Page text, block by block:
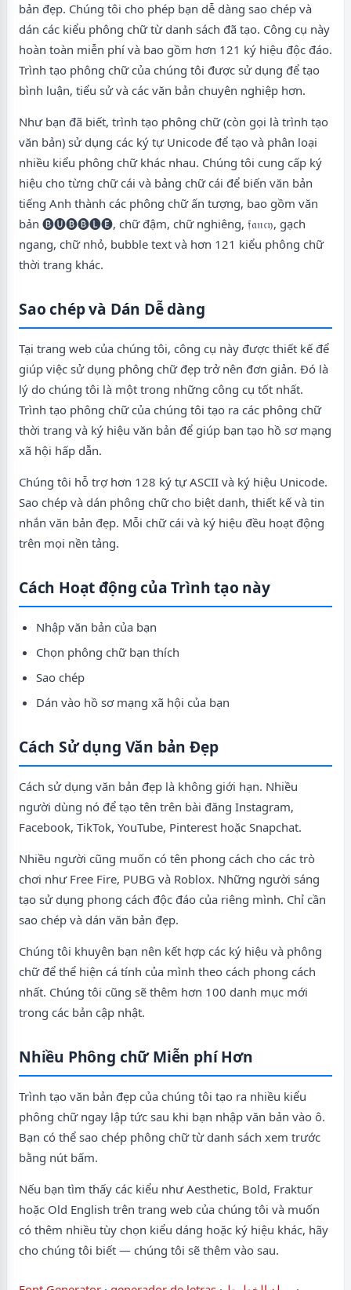
bản đẹp. Chúng tôi cho phép bạn dễ dàng sao chép và
dán các kiểu phông chữ từ danh sách đã tạo. Công cụ này
hoàn toàn miễn phí và bao gồm hơn 121 ký hiệu độc đáo.
Trình tạo phông chữ của chúng tôi được sử dụng để tạo
bình luận, tiểu sử và các văn bản chuyên nghiệp hơn.
Như bạn đã biết, trình tạo phông chữ (còn gọi là trình tạo
văn bản) sử dụng các ký tự Unicode để tạo và phân loại
nhiều kiểu phông chữ khác nhau. Chúng tôi cung cấp ký
hiệu cho từng chữ cái và bảng chữ cái để biến văn bản
tiếng Anh thành các phông chữ ấn tượng, bao gồm văn
bản 🅑🅤🅑🅑🅛🅔, chữ đậm, chữ nghiêng, 𝔣𝔞𝔫𝔠𝔶, gạch
ngang, chữ nhỏ, bubble text và hơn 121 kiểu phông chữ
thời trang khác.
Sao chép và Dán Dễ dàng
Tại trang web của chúng tôi, công cụ này được thiết kế để
giúp việc sử dụng phông chữ đẹp trở nên đơn giản. Đó là
lý do chúng tôi là một trong những công cụ tốt nhất.
Trình tạo phông chữ của chúng tôi tạo ra các phông chữ
thời trang và ký hiệu văn bản để giúp bạn tạo hồ sơ mạng
xã hội hấp dẫn.
Chúng tôi hỗ trợ hơn 128 ký tự ASCII và ký hiệu Unicode.
Sao chép và dán phông chữ cho biệt danh, thiết kế và tin
nhắn văn bản đẹp. Mỗi chữ cái và ký hiệu đều hoạt động
trên mọi nền tảng.
Cách Hoạt động của Trình tạo này
Nhập văn bản của bạn
Chọn phông chữ bạn thích
Sao chép
Dán vào hồ sơ mạng xã hội của bạn
Cách Sử dụng Văn bản Đẹp
Cách sử dụng văn bản đẹp là không giới hạn. Nhiều
người dùng nó để tạo tên trên bài đăng Instagram,
Facebook, TikTok, YouTube, Pinterest hoặc Snapchat.
Nhiều người cũng muốn có tên phong cách cho các trò
chơi như Free Fire, PUBG và Roblox. Những người sáng
tạo sử dụng phong cách độc đáo của riêng mình. Chỉ cần
sao chép và dán văn bản đẹp.
Chúng tôi khuyên bạn nên kết hợp các ký hiệu và phông
chữ để thể hiện cá tính của mình theo cách phong cách
nhất. Chúng tôi cũng sẽ thêm hơn 100 danh mục mới
trong các bản cập nhật.
Nhiều Phông chữ Miễn phí Hơn
Trình tạo văn bản đẹp của chúng tôi tạo ra nhiều kiểu
phông chữ ngay lập tức sau khi bạn nhập văn bản vào ô.
Bạn có thể sao chép phông chữ từ danh sách xem trước
bằng nút bấm.
Nếu bạn tìm thấy các kiểu như Aesthetic, Bold, Fraktur
hoặc Old English trên trang web của chúng tôi và muốn
có thêm nhiều tùy chọn kiểu dáng hoặc ký hiệu khác, hãy
cho chúng tôi biết — chúng tôi sẽ thêm vào sau.